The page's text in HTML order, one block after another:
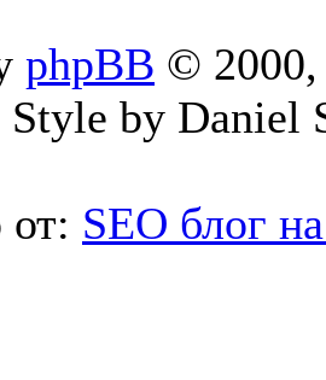
phpBB © 2000,
by Daniel
SEO блог